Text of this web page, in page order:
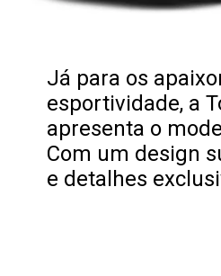
Já para os
esportividade, a
apresenta o
Com um design
e detalhes